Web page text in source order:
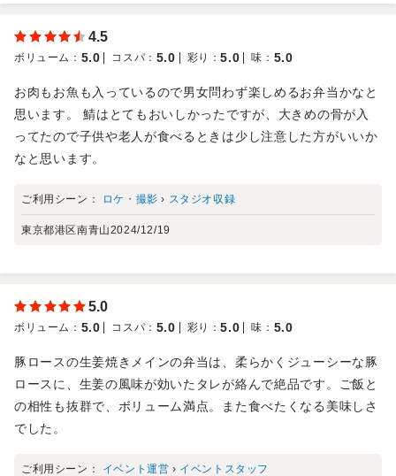
4.5
ボリューム ： 5.0 コスパ ： 5.0 彩り ：5.0 味 ： 5.0
お肉もお魚も入っているので男女問わず楽しめるお弁当かなと
思います。 鯖はとてもおいしかったですが、大きめの骨が入
ってたので子供や老人が食べるときは少し注意した方がいいか
なと思います。
ご利用シーン： ロケ・撮影 › スタジオ収録
東京都港区南青山2024/12/19
5.0
ボリューム ： 5.0 コスパ ： 5.0 彩り ：5.0 味 ： 5.0
豚ロースの生姜焼きメインの弁当は、柔らかくジューシーな豚
ロースに、生姜の風味が効いたタレが絡んで絶品です。ご飯と
の相性も抜群で、ボリューム満点。また食べたくなる美味しさ
でした。
ご利用シーン： イベント運営 › イベントスタッフ